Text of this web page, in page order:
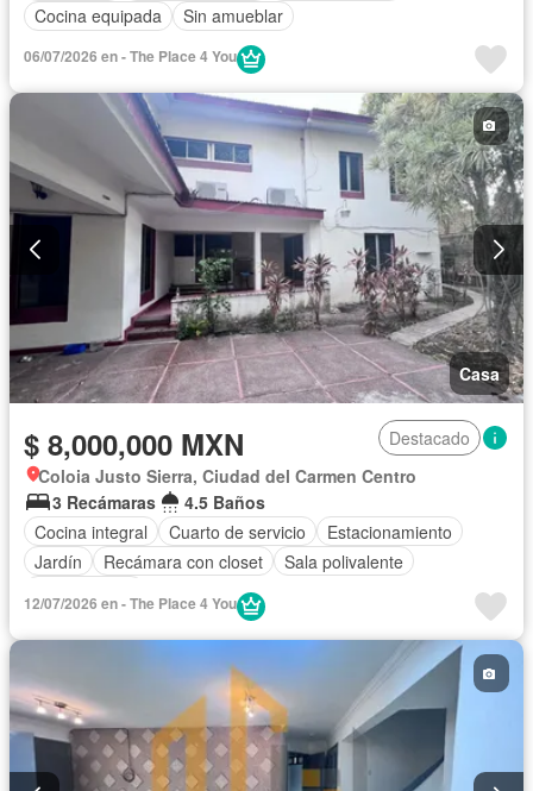
Cocina equipada
Sin amueblar
06/07/2026 en - The Place 4 You
Casa
$ 8,000,000 MXN
Destacado
Coloia Justo Sierra, Ciudad del Carmen Centro
3 Recámaras
4.5 Baños
Cocina integral
Cuarto de servicio
Estacionamiento
Jardín
Recámara con closet
Sala polivalente
12/07/2026 en - The Place 4 You